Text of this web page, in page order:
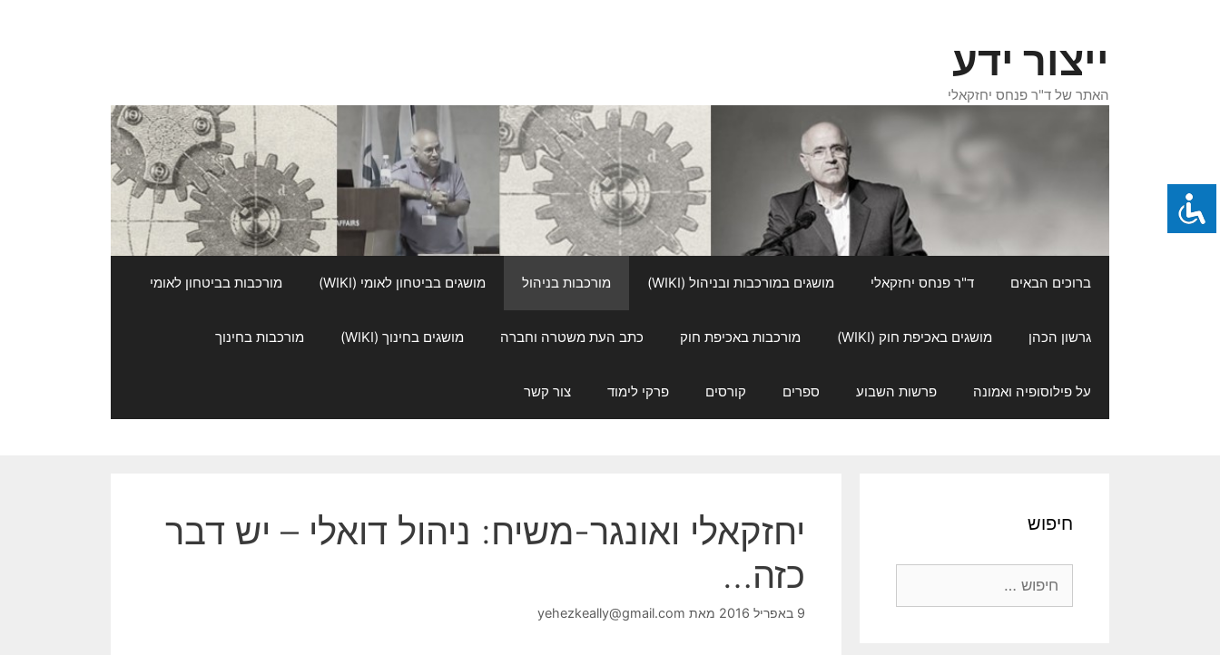
ייצור ידע
האתר של ד"ר פנחס יחזקאלי
ברוכים הבאים ד"ר פנחס יחזקאלי מושגים במורכבות ובניהול (WIKI) מורכבות בניהול מושגים בביטחון לאומי (WIKI) מורכבות בביטחון לאומי
גרשון הכהן מושגים באכיפת חוק (WIKI) מורכבות באכיפת חוק כתב העת משטרה וחברה מושגים בחינוך (WIKI) מורכבות בחינוך
על פילוסופיה ואמונה פרשות השבוע ספרים קורסים פרקי לימוד צור קשר
יחזקאלי ואונגר-משיח: ניהול דואלי – יש דבר
כזה…
9 באפריל 2016 מאת yehezkeally@gmail.com
חיפוש